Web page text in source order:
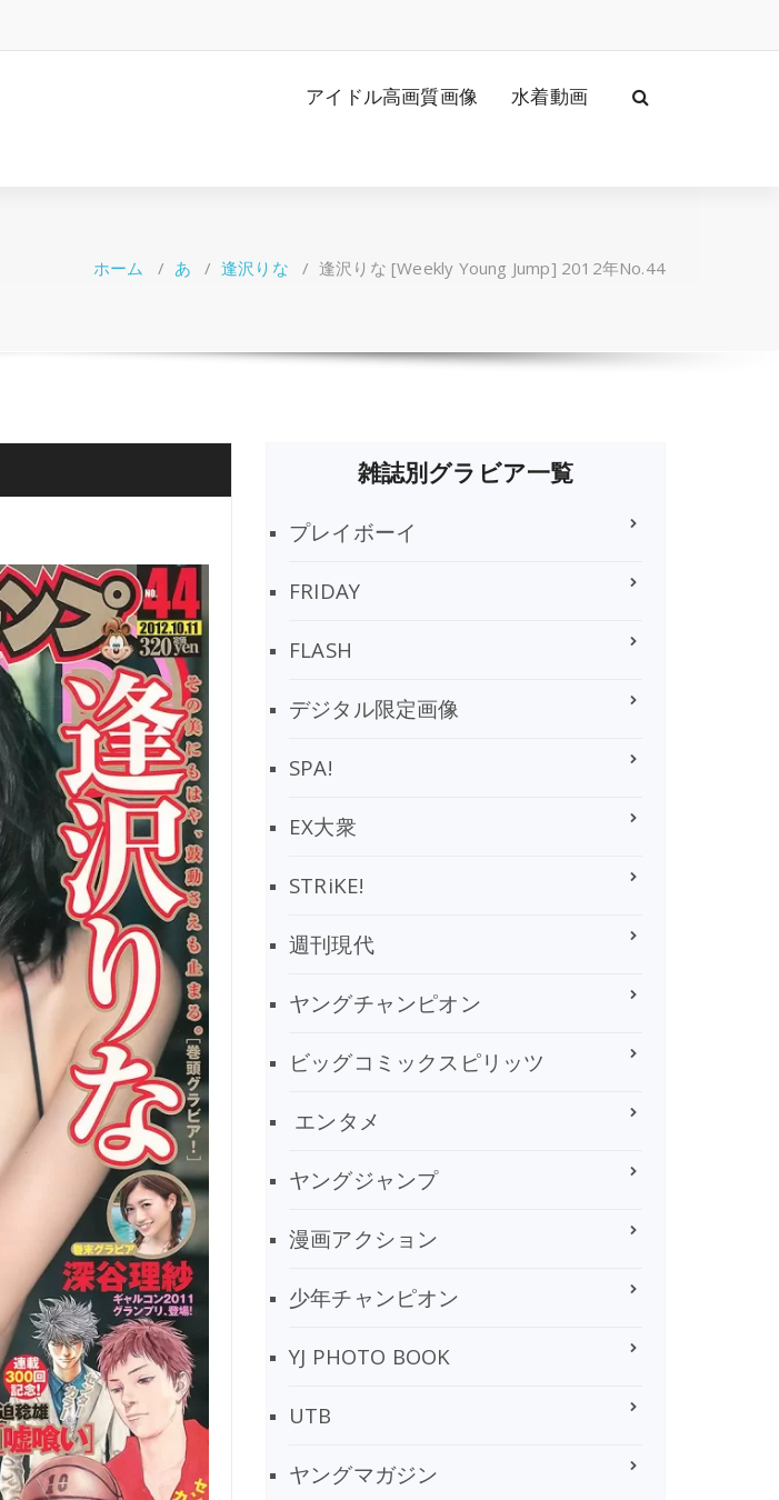
アイドル高画質画像 水着動画
ホーム / あ / 逢沢りな / 逢沢りな [Weekly Young Jump] 2012年No.44
雑誌別グラビア一覧
プレイボーイ
FRIDAY
FLASH
デジタル限定画像
SPA!
EX大衆
STRiKE!
週刊現代
ヤングチャンピオン
ビッグコミックスピリッツ
エンタメ
ヤングジャンプ
漫画アクション
少年チャンピオン
YJ PHOTO BOOK
UTB
ヤングマガジン